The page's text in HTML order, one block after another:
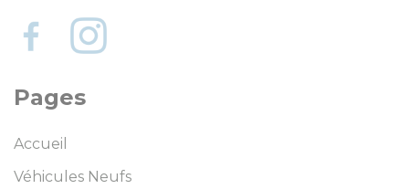
Pages
Accueil
Véhicules Neufs